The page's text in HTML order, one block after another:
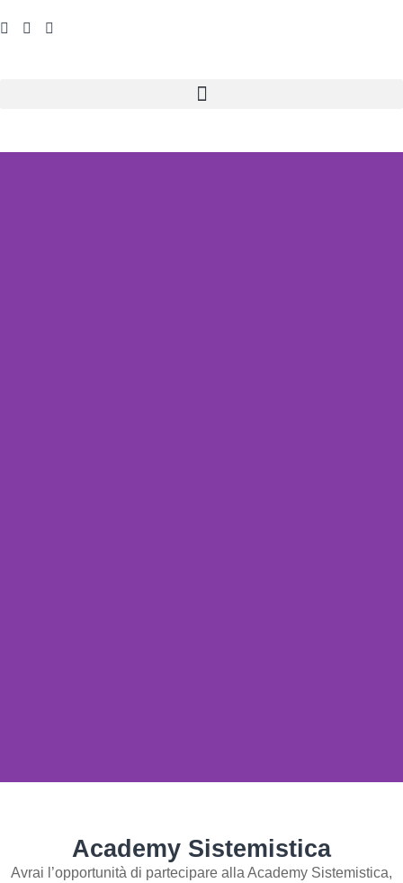
Academy Sistemistica
Avrai l’opportunità di partecipare alla Academy Sistemistica,